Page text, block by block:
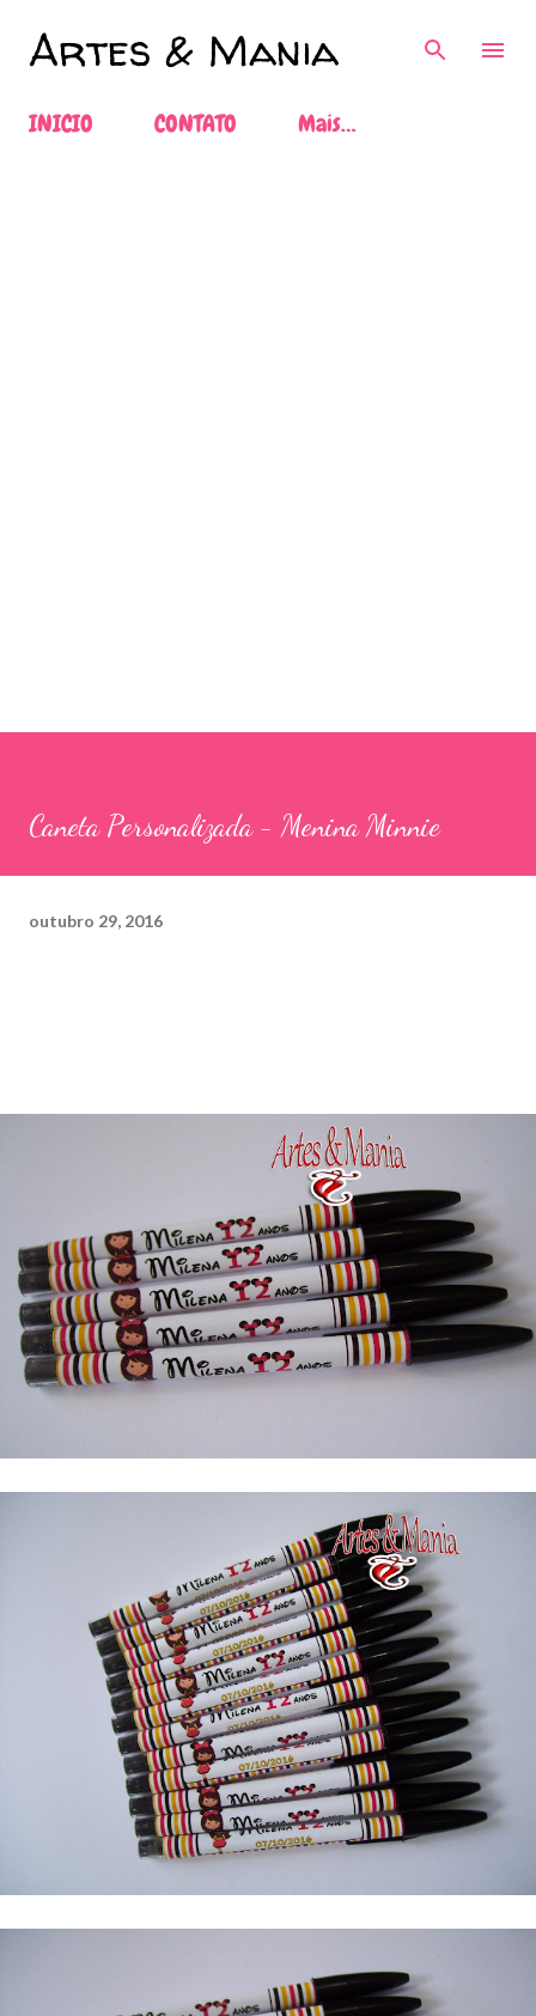
Artes & Mania
INICIO CONTATO Mais…
Caneta Personalizada - Menina Minnie
outubro 29, 2016